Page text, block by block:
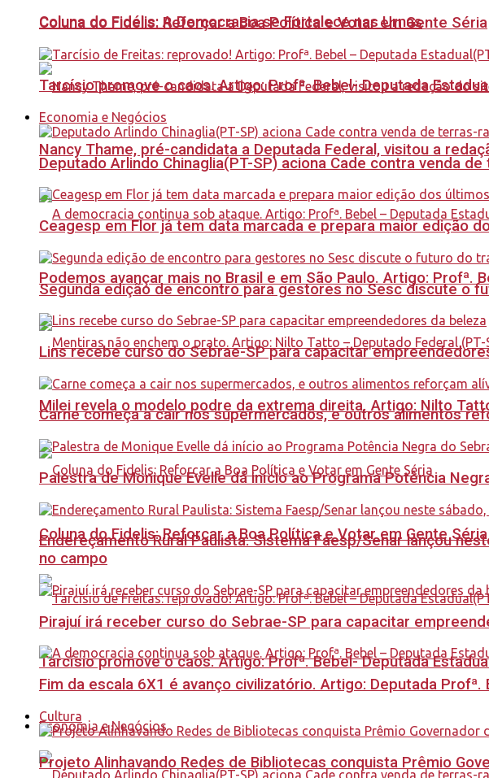
Coluna do Fidélis: A Democracia se Fortalece nas Urnas
Nancy Thame, pré-candidata a Deputada Federal, visitou a
Podemos avançar mais no Brasil e em São Paulo. Artigo: Profª.
Milei revela o modelo podre da extrema direita. Artigo: Nilto
Coluna do Fidelis: Reforçar a Boa Política e Votar em Gente Séria
Tarcísio promove o caos. Artigo: Profª. Bebel- Deputada
Economia e Negócios
Coluna do Fidelis: Reforçar a Boa Política e Votar em Gente Séria
Tarcísio promove o caos. Artigo: Profª. Bebel- Deputada
Economia e Negócios
Deputado Arlindo Chinaglia(PT-SP) aciona Cade contra venda
Ceagesp em Flor já tem data marcada e prepara maior edição
Segunda edição de encontro para gestores no Sesc discute o
Lins recebe curso do Sebrae-SP para capacitar
Carne começa a cair nos supermercados, e outros alimentos
Palestra de Monique Evelle dá início ao Programa Potência
Endereçamento Rural Paulista: Sistema Faesp/Senar lançou
no campo
Pirajuí irá receber curso do Sebrae-SP para capacitar
Fim da escala 6X1 é avanço civilizatório. Artigo: Deputada Profª.
Cultura
Projeto Alinhavando Redes de Bibliotecas conquista Prêmio